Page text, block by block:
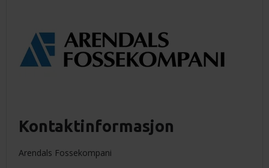
Kontaktinformasjon
Arendals Fossekompani